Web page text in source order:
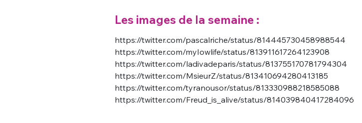
Les images de la semaine :
https://twitter.com/pascalriche/status/814445730458988544
https://twitter.com/myIowlife/status/813911617264123908
https://twitter.com/ladivadeparis/status/813755170781794304
https://twitter.com/MsieurZ/status/813410694280413185
https://twitter.com/tyranousor/status/813330988218585088
https://twitter.com/Freud_is_alive/status/814039840417284096